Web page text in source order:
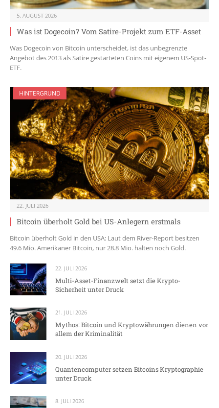
5. AUGUST 2026
Was ist Dogecoin? Vom Satire-Projekt zum ETF-Asset
Was Dogecoin von Bitcoin unterscheidet, ist das unbegrenzte
Angebot des 2013 als Satire gestarteten Coins mit eigenem US-Spot-
ETF.
HINTERGRUND
22. JULI 2026
Bitcoin überholt Gold bei US-Anlegern erstmals
Bitcoin überholt Gold in den USA: Laut dem River-Report besitzen
49.6 Mio. Amerikaner Bitcoin, nur 28.8 Mio. halten noch Gold.
22. JULI 2026
Multi-Asset-Finanzwelt setzt die Krypto-
Sicherheit unter Druck
21. JULI 2026
Mythos: Bitcoin und Kryptowährungen dienen vor
allem der Kriminalität
20. JULI 2026
Quantencomputer setzen Bitcoins Kryptographie
unter Druck
8. JULI 2026